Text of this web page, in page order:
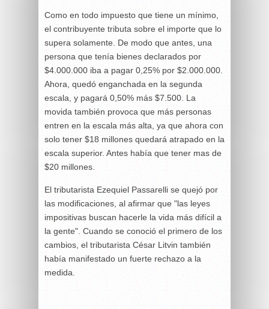
Como en todo impuesto que tiene un mínimo,
el contribuyente tributa sobre el importe que lo
supera solamente. De modo que antes, una
persona que tenía bienes declarados por
$4.000.000 iba a pagar 0,25% por $2.000.000.
Ahora, quedó enganchada en la segunda
escala, y pagará 0,50% más $7.500. La
movida también provoca que más personas
entren en la escala más alta, ya que ahora con
solo tener $18 millones quedará atrapado en la
escala superior. Antes había que tener mas de
$20 millones.
El tributarista Ezequiel Passarelli se quejó por
las modificaciones, al afirmar que "las leyes
impositivas buscan hacerle la vida más difícil a
la gente". Cuando se conoció el primero de los
cambios, el tributarista César Litvin también
había manifestado un fuerte rechazo a la
medida.